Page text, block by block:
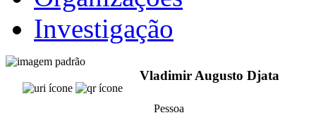
Investigação
Vladimir Augusto Djata
Pessoa